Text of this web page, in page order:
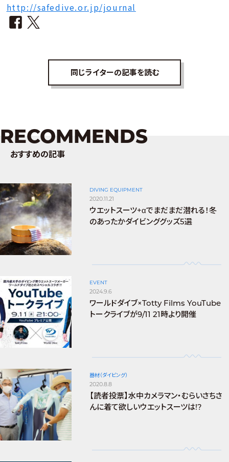
http://safedive.or.jp/journal
同じライターの記事を読む
RECOMMENDS
おすすめの記事
DIVING EQUIPMENT
2020.11.21
ウエットスーツ+αでまだまだ潜れる！冬
のあったかダイビンググッズ5選
EVENT
2024.9.6
ワールドダイブ×Totty Films YouTube
トークライブが9/11 21時より開催
器材（ダイビング）
2020.8.8
【読者投票】水中カメラマン・むらいさちさ
んに着て欲しいウエットスーツは!?